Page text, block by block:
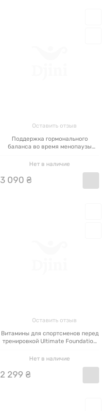
Оставить отзыв
Поддержка гормонального
баланса во время менопаузы
пакетиков
Нет в наличие
3 090 ₴
Оставить отзыв
Витамины для спортсменов перед
тренировкой Ultimate Foundation
Нет в наличие
2 299 ₴